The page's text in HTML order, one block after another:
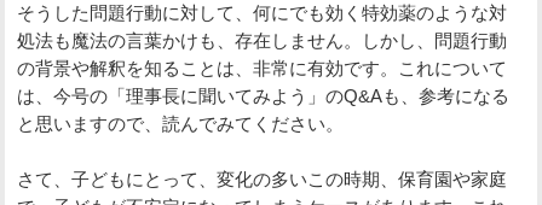
そうした問題行動に対して、何にでも効く特効薬のような対
処法も魔法の言葉かけも、存在しません。しかし、問題行動
の背景や解釈を知ることは、非常に有効です。これについて
は、今号の「理事長に聞いてみよう」のQ&Aも、参考になる
と思いますので、読んでみてください。
さて、子どもにとって、変化の多いこの時期、保育園や家庭